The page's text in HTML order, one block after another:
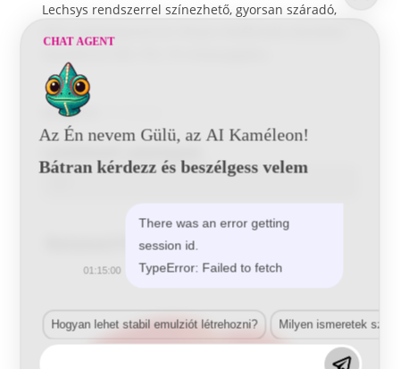
Lechsys rendszerrel színezhető, gyorsan száradó,
Kategória:
Related Products
CHAT AGENT
Az Én nevem Gülü, az AI Kaméleon!
Bátran kérdezz és beszélgess velem
There was an error getting
session id.
TypeError: Failed to fetch
01:15:00
Hogyan lehet stabil emulziót létrehozni? Milyen ismeretek